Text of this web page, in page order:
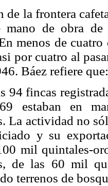
de la frontera
mano de obra
menos de
por cuatro al
Báez refiere que:
94 fincas
estaban en
La actividad no
y su
mil quintales-
de las 60 mil
terrenos de